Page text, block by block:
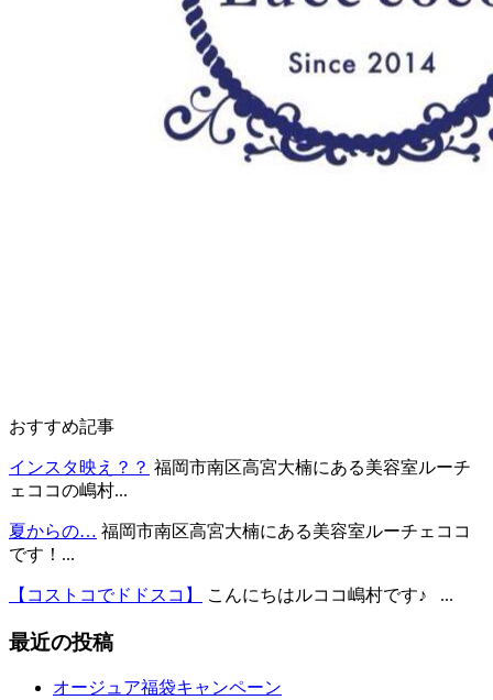
おすすめ記事
インスタ映え？？ 福岡市南区高宮大楠にある美容室ルーチ
ェココの嶋村...
夏からの… 福岡市南区高宮大楠にある美容室ルーチェココ
です！...
【コストコでドドスコ】 こんにちはルココ嶋村です♪ ...
最近の投稿
オージュア福袋キャンペーン